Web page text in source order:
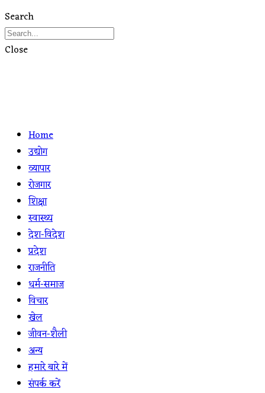
Search
Close
Home
उद्योग
व्यापार
रोजगार
शिक्षा
स्वास्थ्य
देश-विदेश
प्रदेश
राजनीति
धर्म-समाज
विचार
खेल
जीवन-शैली
अन्य
हमारे बारे में
संपर्क करें